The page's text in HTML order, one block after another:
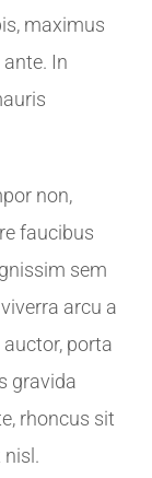
maximus
In
non,
faucibus
sem
arcu a
porta
gravida
rhoncus sit